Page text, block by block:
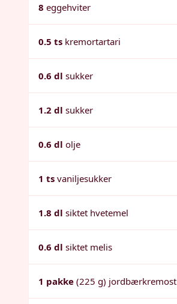
8 eggehviter
0.5 ts kremortartari
0.6 dl sukker
1.2 dl sukker
0.6 dl olje
1 ts vaniljesukker
1.8 dl siktet hvetemel
0.6 dl siktet melis
1 pakke (225 g) jordbærkremost